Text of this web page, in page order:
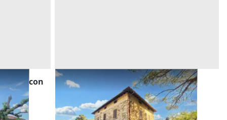
con
Asta Fabbricato con abitazione e
laboratori
Offerta minima
133.569 €